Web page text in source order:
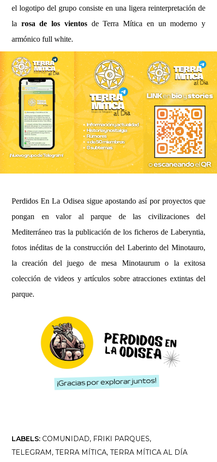
el logotipo del grupo consiste en una ligera reinterpretación de
la rosa de los vientosde Terra Mítica en un moderno y
armónico full white.
Perdidos En La Odisea sigue apostando así por proyectos que
pongan en valor al parque de las civilizaciones del
Mediterráneo tras la publicación de los ficheros de Laberyntia,
fotos inéditas de la construcción del Laberinto del Minotauro,
la creación del juego de mesa Minotaurum o la exitosa
colección de videos y artículos sobre atracciones extintas del
parque.
LABELS: COMUNIDAD FRIKI PARQUES
TELEGRAM TERRA MÍTICA TERRA MÍTICA AL DÍA